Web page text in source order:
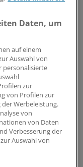
auch erreichen.
zu finden – für
anstrengend sein:
an Kollegen...
Daten, um
auf einem
Auswahl von
personalisierte
zur
von Profilen zur
Werbeleistung.
von
von Daten
Verbesserung der
Auswahl von